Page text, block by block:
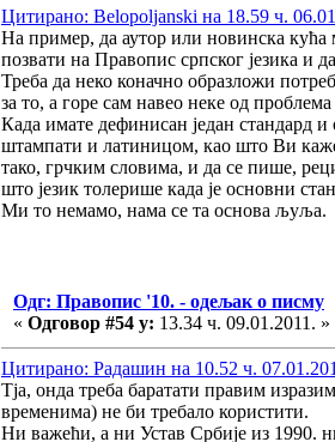
Цитирано: Belopoljanski на 18.59 ч.
На пример, да аутор или новинска кућа
позвати на Правопис српског језика и
Треба да неко коначно образложи
за то, а горе сам навео неке од
Када имате дефинисан један стандард
штампати и латиницом, као што Ви
тако, грчким словима, и да се пише,
што језик толерише када је основни
Ми то немамо, нама се та основа љуља.
Одг: Правопис '10. - одељак о писму
« Одговор #54 у: 13.34 ч. 09.01.2011. »
Цитирано: Радашин на 10.52 ч.
Тја, онда треба баратати правим
временима) не би требало користити.
Ни важећи, а ни Устав Србије из 1990.